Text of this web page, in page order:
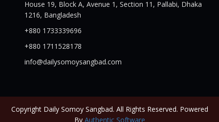
House 19, Block A, Avenue 1, Section 11, Pallabi, Dhaka
1216, Bangladesh
+880 1733339696
+880 1711528178
info@dailysomoysangbad.com
Copyright Daily Somoy Sangbad. All Rights Reserved. Powered
By Authentic Software